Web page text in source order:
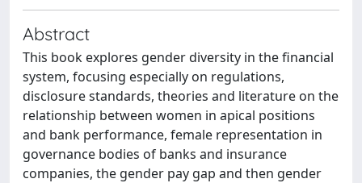
Abstract
This book explores gender diversity in the financial
system, focusing especially on regulations,
disclosure standards, theories and literature on the
relationship between women in apical positions
and bank performance, female representation in
governance bodies of banks and insurance
companies, the gender pay gap and then gender